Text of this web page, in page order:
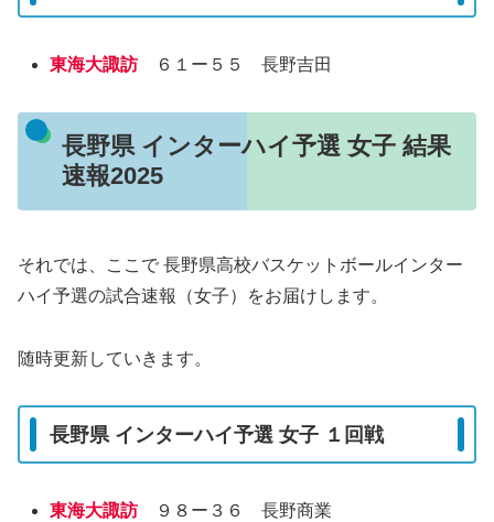
東海大諏訪 ６１ー５５ 長野吉田
長野県 インターハイ予選 女子 結果
速報2025
それでは、ここで 長野県高校バスケットボールインター
ハイ予選の試合速報（女子）をお届けします。
随時更新していきます。
長野県 インターハイ予選 女子 １回戦
東海大諏訪
９８ー３６ 長野商業